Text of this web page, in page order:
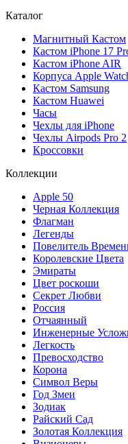
Каталог
Магнитный Кастом
Кастом iPhone 17
Кастом iPhone AIR
Корпуса Apple
Кастом Samsung
Кастом Huawei
Часы
Чехлы для iPhone
Чехлы Airpods Pro 2
Кроссовки
Коллекции
Apple 50
Черная Коллекция
Флагман
Легенды
Повелитель
Королевские Цвета
Эмираты
Цвет роскоши
Секрет Любви
Россия
Отчаянный
Инженерные
Легкость
Превосходство
Корона
Символ Веры
Год Змеи
Зодиак
Райский Сад
Золотая Коллекция